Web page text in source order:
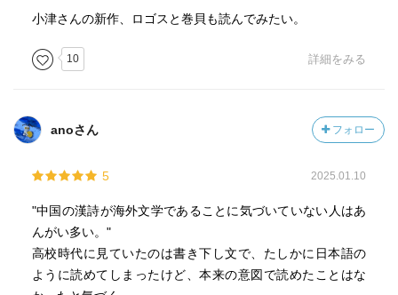
小津さんの新作、ロゴスと巻貝も読んでみたい。
10 詳細をみる
anoさん フォロー
5 2025.01.10
"中国の漢詩が海外文学であることに気づいていない人はあ
んがい多い。"
高校時代に見ていたのは書き下し文で、たしかに日本語の
ように読めてしまったけど、本来の意図で読めたことはな